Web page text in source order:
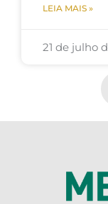
LEIA MAIS »
21 de julho